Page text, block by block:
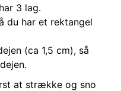
3 lag.
du har et rektangel
(ca 1,5 cm), så
at strække og sno